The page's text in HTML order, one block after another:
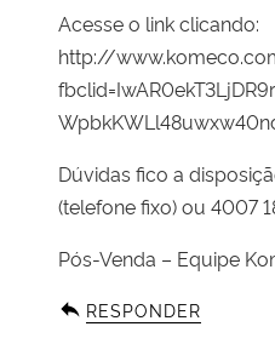
Acesse o link clicando:
http://
Dúvidas fico a
(telefone fixo) ou 4007
Pós-Venda – Equipe
RESPONDER